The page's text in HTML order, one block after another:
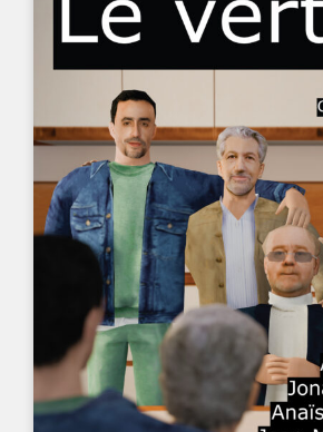
UN FILM DE
QUENTIN DUPIEUX